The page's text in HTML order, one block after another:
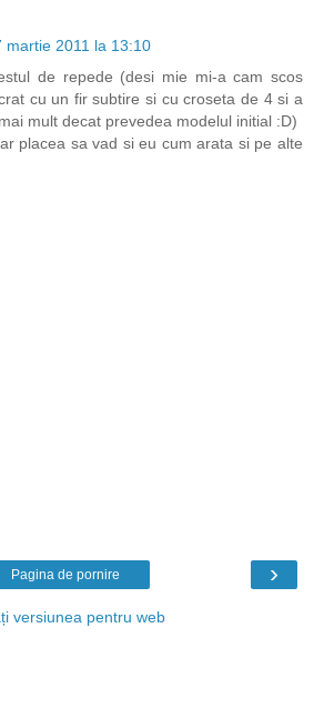
martie 2011 la 13:10
de repede (desi mie mi-a cam scos
cu un fir subtire si cu croseta de 4 si a
mult decat prevedea modelul initial :D)
placea sa vad si eu cum arata si pe alte
›
Pagina de pornire
versiunea pentru web